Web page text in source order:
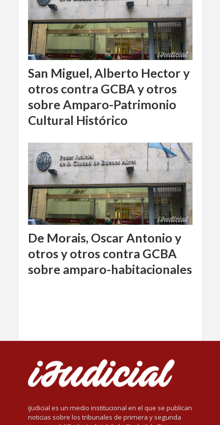
San Miguel, Alberto Hector y
otros contra GCBA y otros
sobre Amparo-Patrimonio
Cultural Histórico
De Morais, Oscar Antonio y
otros y otros contra GCBA
sobre amparo-habitacionales
iJudicial es un medio institucional en el que se publican
noticias sobre los tribunales de primera y segunda